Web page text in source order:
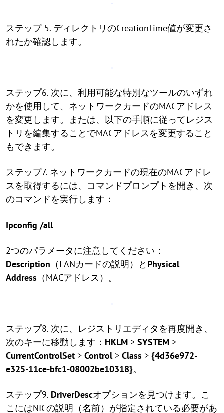
ステップ 5. ディレクトリのCreationTime値が変更さ
れたか確認します。
ステップ6. 次に、利用可能な特別なツールのいずれ
かを使用して、ネットワークカードのMACアドレス
を変更します。または、以下の手順に従ってレジス
トリを編集することでMACアドレスを変更すること
もできます。
ステップ7. ネットワークカードの現在のMACアドレ
スを取得するには、コマンドプロンプトを開き、次
のコマンドを実行します：
Ipconfig /all
2つのパラメータに注意してください：
Description （LANカードの説明）と Physical
Address （MACアドレス）。
ステップ8. 次に、レジストリエディタを再度開き、
次のキーに移動します： HKLM > SYSTEM >
CurrentControlSet > Control> Class > {4d36e972-
e325-11ce-bfc1-08002be10318}。
ステップ9. DriverDescオプションを見つけます。こ
こにはNICの説明（名前）が指定されている必要があ